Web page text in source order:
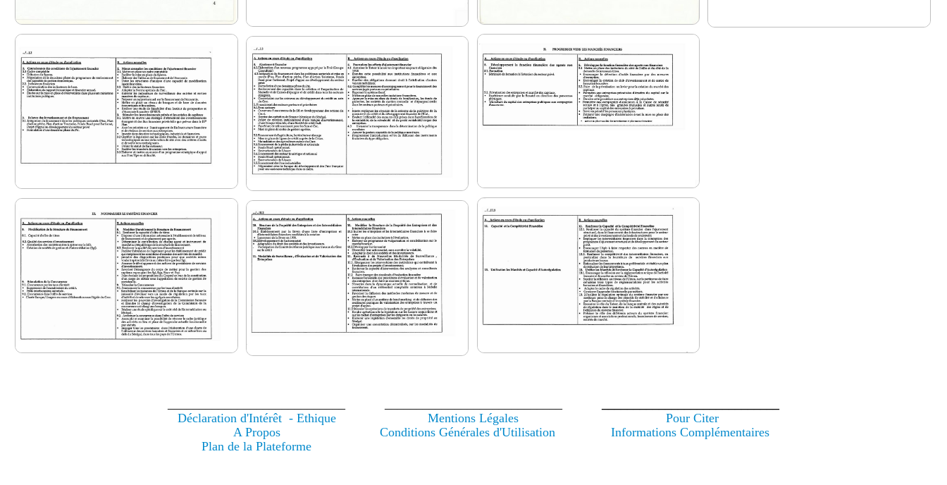
Déclaration d'Intérêt - Ethique
A Propos
Plan de la Plateforme
Mentions Légales
Conditions Générales d'Utilisation
Pour Citer
Informations Complémentaires